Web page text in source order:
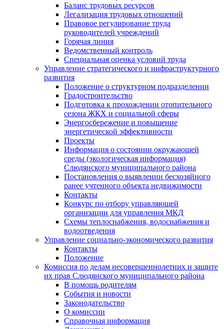
Баланс трудовых ресурсов
Легализация трудовых отношений
Правовое регулирование труда
руководителей учреждений
Горячая линия
Ведомственный контроль
Специальная оценка условий труда
Управление стратегического и инфраструктурного
развития
Положение о структурном подразделении
Градостроительство
Подготовка к прохождении отопительного
сезона ЖКХ и социальной сферы
Энергосбережение и повышение
энергетической эффективности
Проекты
Информация о состоянии окружающей
среды (экологическая информация)
Слюдянского муниципального района
Постановления о выявлении бесхозяйного
ранее учтенного объекта недвижимости
Контакты
Конкурс по отбору управляющей
организации для управления МКД
Схемы теплоснабжения, водоснабжения и
водоотведения
Управление социально-экономического развития
Контакты
Положение
Комиссия по делам несовершеннолетних и защите
их прав Слюдянского муниципального района
В помощь родителям
События и новости
Законодательство
О комиссии
Справочная информация